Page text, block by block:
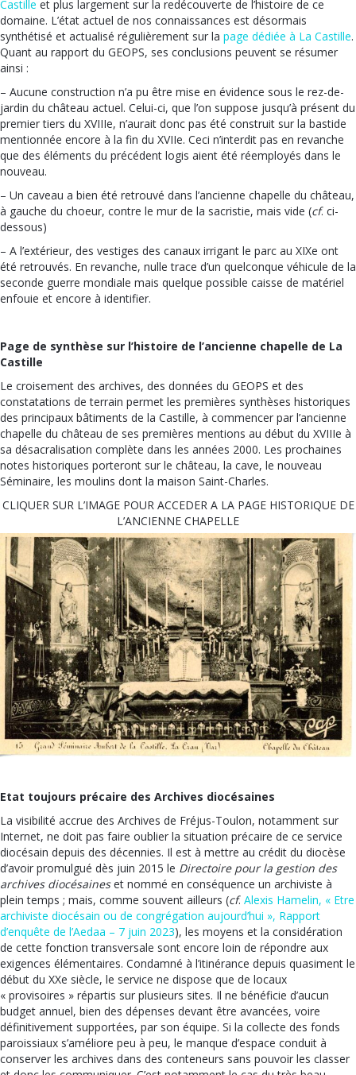
Castille et plus largement sur la redécouverte de l’histoire de ce
domaine. L’état actuel de nos connaissances est désormais
synthétisé et actualisé régulièrement sur la page dédiée à La Castille.
Quant au rapport du GEOPS, ses conclusions peuvent se résumer
ainsi :
– Aucune construction n’a pu être mise en évidence sous le rez-de-
jardin du château actuel. Celui-ci, que l’on suppose jusqu’à présent du
premier tiers du XVIIIe, n’aurait donc pas été construit sur la bastide
mentionnée encore à la fin du XVIIe. Ceci n’interdit pas en revanche
que des éléments du précédent logis aient été réemployés dans le
nouveau.
– Un caveau a bien été retrouvé dans l’ancienne chapelle du château,
à gauche du choeur, contre le mur de la sacristie, mais vide (cf. ci-
dessous)
– A l’extérieur, des vestiges des canaux irrigant le parc au XIXe ont
été retrouvés. En revanche, nulle trace d’un quelconque véhicule de la
seconde guerre mondiale mais quelque possible caisse de matériel
enfouie et encore à identifier.
Page de synthèse sur l’histoire de l’ancienne chapelle de La
Castille
Le croisement des archives, des données du GEOPS et des
constatations de terrain permet les premières synthèses historiques
des principaux bâtiments de la Castille, à commencer par l’ancienne
chapelle du château de ses premières mentions au début du XVIIIe à
sa désacralisation complète dans les années 2000. Les prochaines
notes historiques porteront sur le château, la cave, le nouveau
Séminaire, les moulins dont la maison Saint-Charles.
CLIQUER SUR L’IMAGE POUR ACCEDER A LA PAGE HISTORIQUE DE
L’ANCIENNE CHAPELLE
Etat toujours précaire des Archives diocésaines
La visibilité accrue des Archives de Fréjus-Toulon, notamment sur
Internet, ne doit pas faire oublier la situation précaire de ce service
diocésain depuis des décennies. Il est à mettre au crédit du diocèse
d’avoir promulgué dès juin 2015 le Directoire pour la gestion des
archives diocésaineset nommé en conséquence un archiviste à
plein temps ; mais, comme souvent ailleurs (cf. Alexis Hamelin, « Etre
archiviste diocésain ou de congrégation aujourd’hui », Rapport
d’enquête de l’Aedaa – 7 juin 2023), les moyens et la considération
de cette fonction transversale sont encore loin de répondre aux
exigences élémentaires. Condamné à l’itinérance depuis quasiment le
début du XXe siècle, le service ne dispose que de locaux
« provisoires » répartis sur plusieurs sites. Il ne bénéficie d’aucun
budget annuel, bien des dépenses devant être avancées, voire
définitivement supportées, par son équipe. Si la collecte des fonds
paroissiaux s’améliore peu à peu, le manque d’espace conduit à
conserver les archives dans des conteneurs sans pouvoir les classer